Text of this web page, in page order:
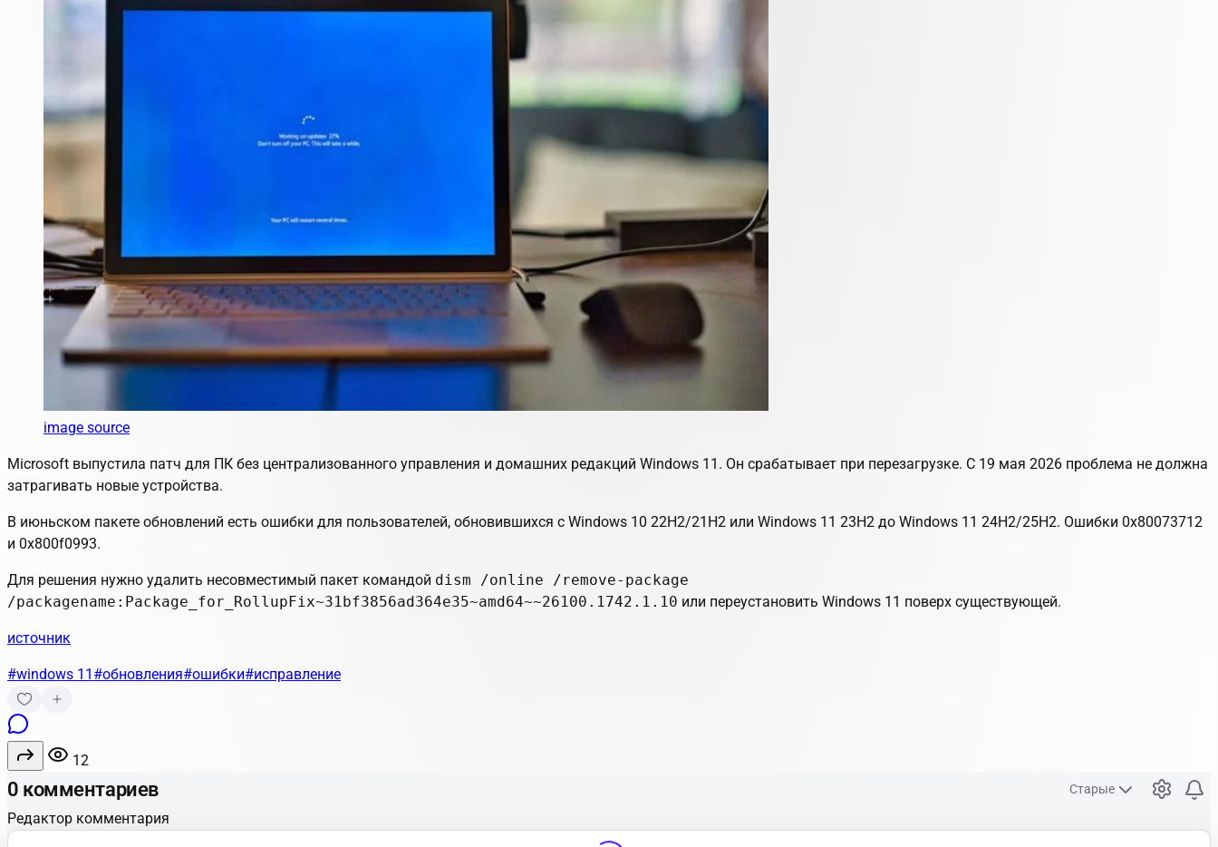
image source
Microsoft выпустила патч для ПК без централизованного управления и домашних редакций Windows 11. Он срабатывает при перезагрузке. С 19 мая 2026 проблема не должна
затрагивать новые устройства.
В июньском пакете обновлений есть ошибки для пользователей, обновившихся с Windows 10 22H2/21H2 или Windows 11 23H2 до Windows 11 24H2/25H2. Ошибки 0x80073712
и 0x800f0993.
Для решения нужно удалить несовместимый пакет командой dism /online /remove-package
/packagename:Package_for_RollupFix~31bf3856ad364e35~amd64~~26100.1742.1.10 или переустановить Windows 11 поверх существующей.
источник
#windows 11 #обновления#ошибки#исправление
12
0 комментариев Старые
Редактор комментария